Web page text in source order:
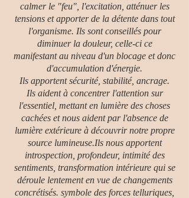
calmer le "feu", l'excitation, atténuer les
tensions et apporter de la détente dans tout
l'organisme. Ils sont conseillés pour
diminuer la douleur, celle-ci ce
manifestant au niveau d'un blocage et donc
d'accumulation d'énergie.
Ils apportent sécurité, stabilité, ancrage.
Ils aident à concentrer l'attention sur
l'essentiel, mettant en lumière des choses
cachées et nous aident par l'absence de
lumière extérieure à découvrir notre propre
source lumineuse.Ils nous apportent
introspection, profondeur, intimité des
sentiments, transformation intérieure qui se
déroule lentement en vue de changements
concrétisés. symbole des forces telluriques,